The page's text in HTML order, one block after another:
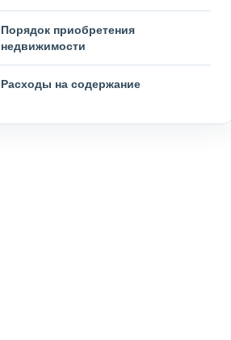
Порядок приобретения
недвижимости
Расходы на содержание
Особенности греческого рынка